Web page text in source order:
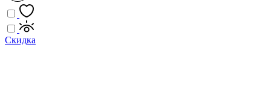
Скидка